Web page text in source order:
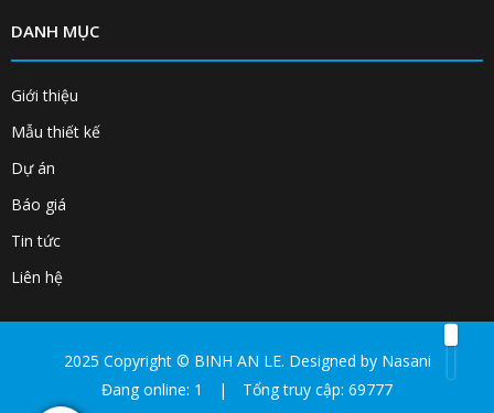
DANH MỤC
Giới thiệu
Mẫu thiết kế
Dự án
Báo giá
Tin tức
Liên hệ
2025 Copyright © BINH AN LE. Designed by Nasani
Đang online: 1
| Tổng truy cập: 69777